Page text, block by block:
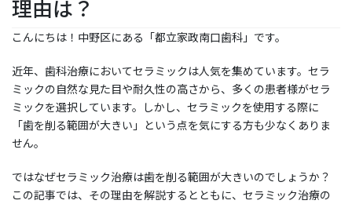
理由は？
こんにちは！中野区にある「都立家政南口歯科」です。
近年、歯科治療においてセラミックは人気を集めています。セラ
ミックの自然な見た目や耐久性の高さから、多くの患者様がセラ
ミックを選択しています。しかし、セラミックを使用する際に
「歯を削る範囲が大きい」という点を気にする方も少なくありま
せん。
ではなぜセラミック治療は歯を削る範囲が大きいのでしょうか？
この記事では、その理由を解説するとともに、セラミック治療の